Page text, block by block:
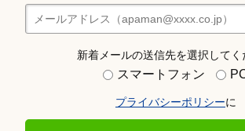
新着メールの送信先を選択してく
スマートフォン
プライバシーポリシーに